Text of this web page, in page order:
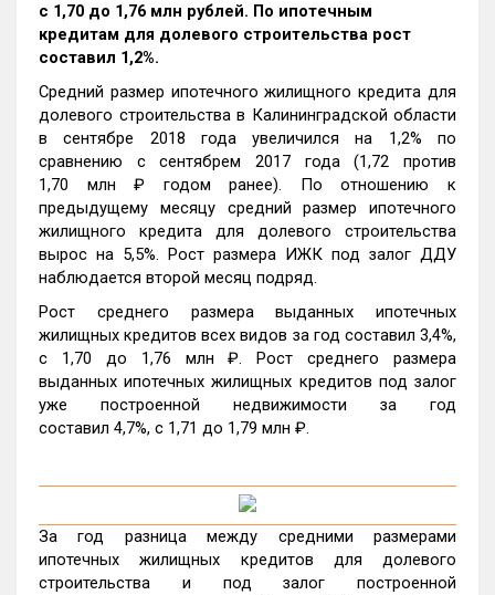
c 1,70 до 1,76 млн рублей. По ипотечным
кредитам для долевого строительства рост
составил 1,2%.
Средний размер ипотечного жилищного кредита для
долевого строительства в Калининградской области
в сентябре 2018 года увеличился на 1,2% по
сравнению с сентябрем 2017 года (1,72 против
1,70 млн ₽ годом ранее). По отношению к
предыдущему месяцу средний размер ипотечного
жилищного кредита для долевого строительства
вырос на 5,5%. Рост размера ИЖК под залог ДДУ
наблюдается второй месяц подряд.
Рост среднего размера выданных ипотечных
жилищных кредитов всех видов за год составил 3,4%,
c 1,70 до 1,76 млн ₽. Рост среднего размера
выданных ипотечных жилищных кредитов под залог
уже построенной недвижимости за год
составил 4,7%, c 1,71 до 1,79 млн ₽.
За год разница между средними размерами
ипотечных жилищных кредитов для долевого
строительства и под залог построенной